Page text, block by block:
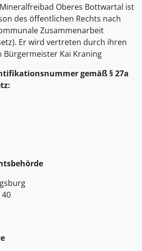
Oberes Bottwartal ist
des öffentlichen Rechts nach
Zusammenarbeit
Er wird vertreten durch ihren
Kai Kraning
gemäß § 27a